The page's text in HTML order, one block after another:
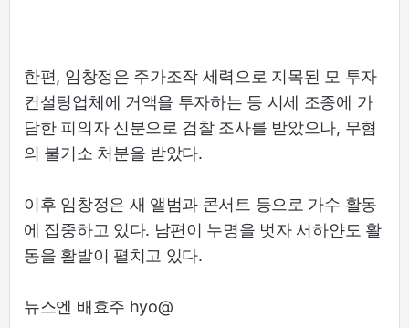
한편, 임창정은 주가조작 세력으로 지목된 모 투자
컨설팅업체에 거액을 투자하는 등 시세 조종에 가
담한 피의자 신분으로 검찰 조사를 받았으나, 무혐
의 불기소 처분을 받았다.
이후 임창정은 새 앨범과 콘서트 등으로 가수 활동
에 집중하고 있다. 남편이 누명을 벗자 서하얀도 활
동을 활발이 펼치고 있다.
뉴스엔 배효주 hyo@